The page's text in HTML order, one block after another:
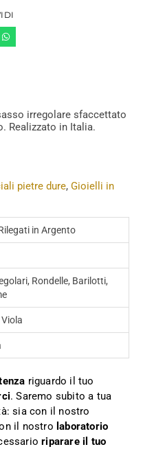
irregolare sfaccettato
Realizzato in Italia.
pietre dure, Gioielli in
in Argento
Rondelle, Barilotti,
riguardo il tuo
. Saremo subito a tua
sia con il nostro
il nostro laboratorio
riparare il tuo